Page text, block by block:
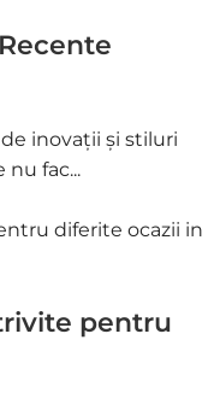
inovații și stiluri
fac...
pentru